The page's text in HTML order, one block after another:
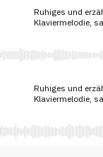
Ruhiges und
Klaviermelodie,
Ruhiges und
Klaviermelodie,